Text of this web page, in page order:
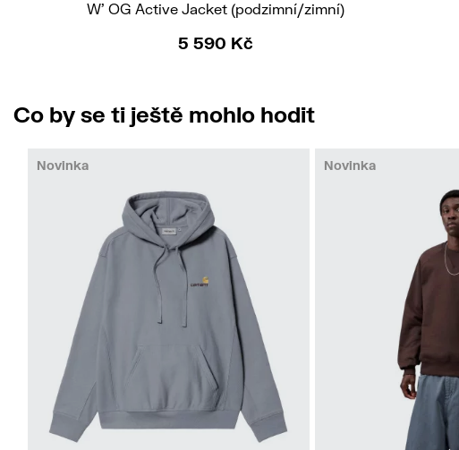
W' OG Active Jacket (podzimní/zimní)
5 590 Kč
Co by se ti ještě mohlo hodit
Novinka Novinka